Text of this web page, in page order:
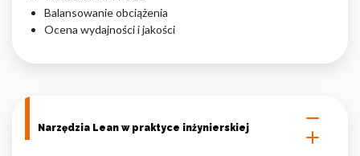
Balansowanie obciążenia
Ocena wydajności i jakości
Narzędzia Lean w praktyce inżynierskiej